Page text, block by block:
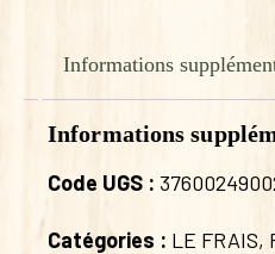
Informations
Informations
Code UGS :
Catégories : LE FRAIS,